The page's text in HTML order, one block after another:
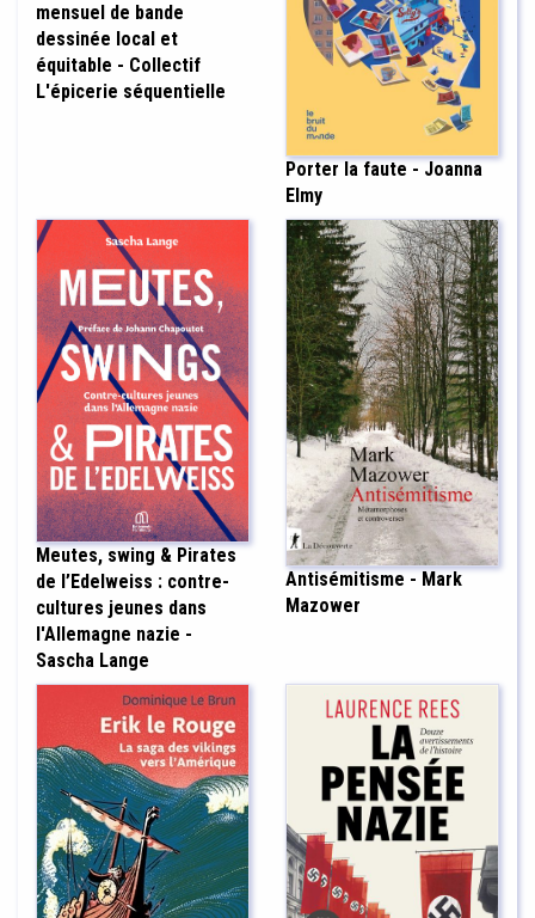
mensuel de bande
dessinée local et
équitable - Collectif
L'épicerie séquentielle
Porter la faute - Joanna
Elmy
Meutes, swing & Pirates
de l’Edelweiss : contre-
cultures jeunes dans
l'Allemagne nazie -
Sascha Lange
Antisémitisme - Mark
Mazower